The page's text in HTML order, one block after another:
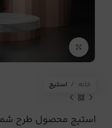
خانه استیج
استیج محصول طرح